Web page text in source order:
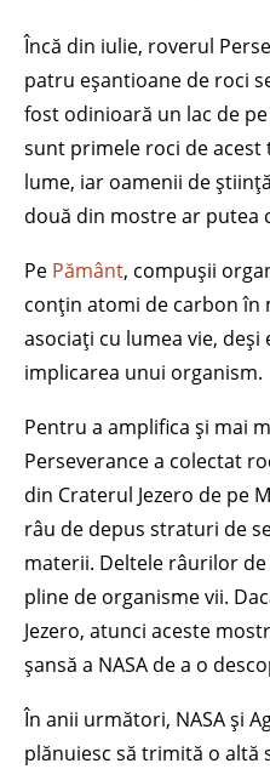
Încă din iulie, roverul
patru eșantioane de roci
fost odinioară un lac de
sunt primele roci de acest
lume, iar oamenii de
două din mostre ar putea
Pe Pământ, compușii
conțin atomi de carbon în
asociați cu lumea vie,
implicarea unui organism.
Pentru a amplifica și mai
Perseverance a colectat
din Craterul Jezero de pe
râu de depus straturi de
materii. Deltele râurilor
pline de organisme vii.
Jezero, atunci aceste
șansă a NASA de a o
În anii următori, NASA și
plănuiesc să trimită o altă